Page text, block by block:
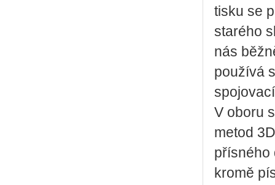
tisku se
starého
nás
používá
V oboru
metod
přísného
kromě